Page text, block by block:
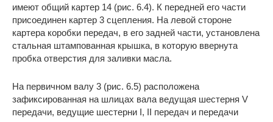
имеют общий картер 14 (рис. 6.4). К передней его части
присоединен картер 3 сцепления. На левой стороне
картера коробки передач, в его задней части, установлена
стальная штампованная крышка, в которую ввернута
пробка отверстия для заливки масла.
На первичном валу 3 (рис. 6.5) расположена
зафиксированная на шлицах вала ведущая шестерня V
передачи, ведущие шестерни I, II передач и передачи